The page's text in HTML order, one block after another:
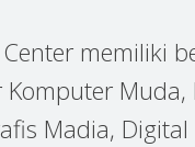
memiliki
Madia,